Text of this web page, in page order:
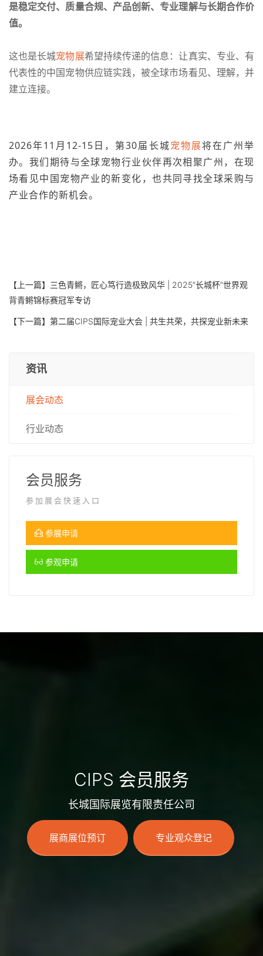
是稳定交付、质量合规、产品创新、专业理解与长期合作价
值。
这也是长城宠物展希望持续传递的信息：让真实、专业、有
代表性的中国宠物供应链实践，被全球市场看见、理解，并
建立连接。
2026年11月12-15日，第30届长城宠物展将在广州举
办。我们期待与全球宠物行业伙伴再次相聚广州，在现
场看见中国宠物产业的新变化，也共同寻找全球采购与
产业合作的新机会。
【上一篇】 三色青鳉，匠心笃行造极致风华 | 2025“长城杯”世界观
背青鳉锦标赛冠军专访
【下一篇】 第二届CIPS国际宠业大会 | 共生共荣，共探宠业新未来
资讯
展会动态
行业动态
会员服务
参加展会快速入口
参展申请
参观申请
CIPS 会员服务
长城国际展览有限责任公司
展商展位预订 专业观众登记